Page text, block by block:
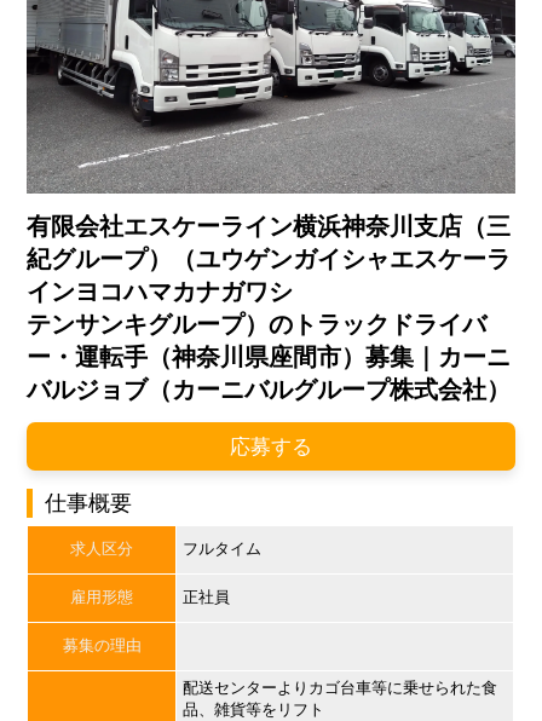
有限会社エスケーライン横浜神奈川支店（三
紀グループ）（ユウゲンガイシャエスケーラ
インヨコハマカナガワシ
テンサンキグループ）のトラックドライバ
ー・運転手（神奈川県座間市）募集｜カーニ
バルジョブ（カーニバルグループ株式会社）
応募する
仕事概要
求人区分 フルタイム
雇用形態 正社員
募集の理由
配送センターよりカゴ台車等に乗せられた食
品、雑貨等をリフト